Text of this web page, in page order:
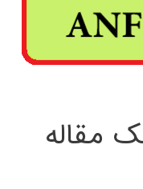
مقاله